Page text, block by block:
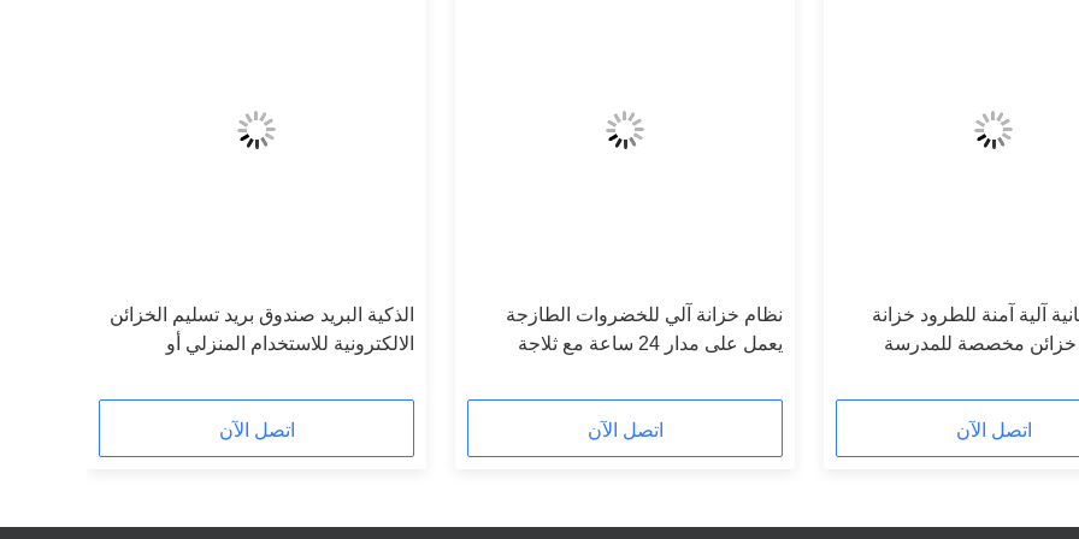
آلية آمنة للطرود خزانة
خزائن مخصصة للمدرسة
اتصل الآن
نظام خزانة آلي للخضروات الطازجة
يعمل على مدار 24 ساعة مع ثلاجة
اتصل الآن
الذكية البريد صندوق بريد تسليم الخزائن
الالكترونية للاستخدام المنزلي أو
اتصل الآن